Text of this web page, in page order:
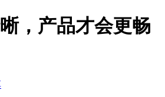
，产品才会更畅